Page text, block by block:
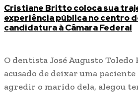
Cristiane Britto coloca sua
experiência pública no centro
candidatura à Câmara Federal
O dentista José Augusto Toledo
acusado de deixar uma
agredir o marido dela, alegou